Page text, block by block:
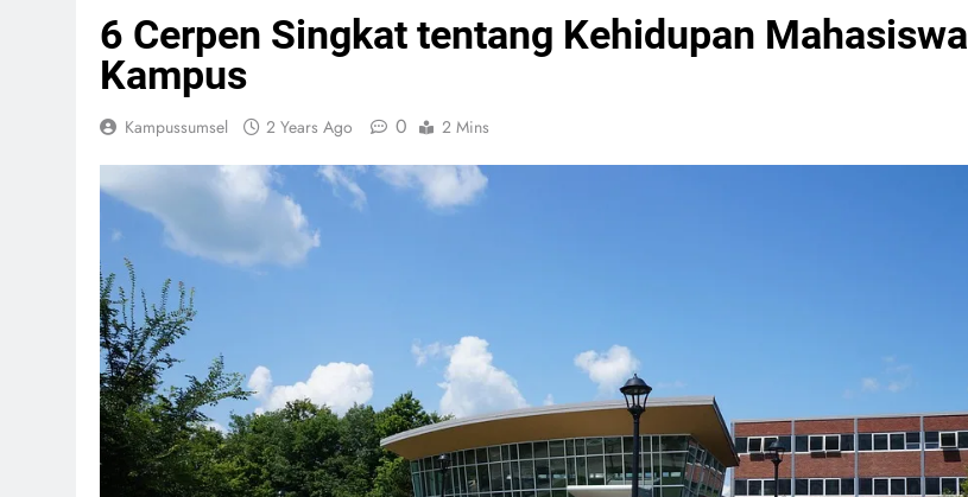
6 Cerpen Singkat tentang Kehidupan Mahasiswa
Kampus
Kampussumsel 2 Years Ago 0 2 Mins